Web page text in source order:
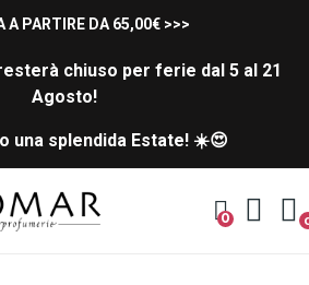
A PARTIRE DA 65,00€ >>>
chiuso per ferie dal 5 al 21
Agosto!
una splendida Estate! ☀️😍
0